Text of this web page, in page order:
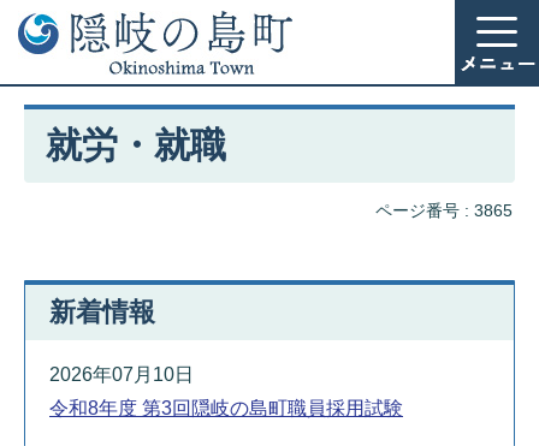
就労・就職
ページ番号 : 3865
新着情報
2026年07月10日
令和8年度 第3回隠岐の島町職員採用試験